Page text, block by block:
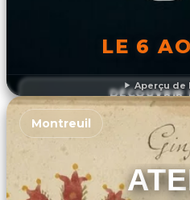
Aperçu de
LE 6
DÉCOUVRIR
Montreuil